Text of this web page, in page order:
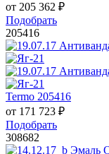
от 205 362 ₽
Подобрать
205416
Termo 205416
от 171 723 ₽
Подобрать
308682